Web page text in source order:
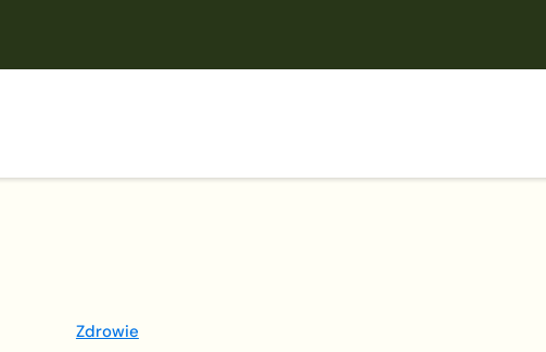
Zdrowie